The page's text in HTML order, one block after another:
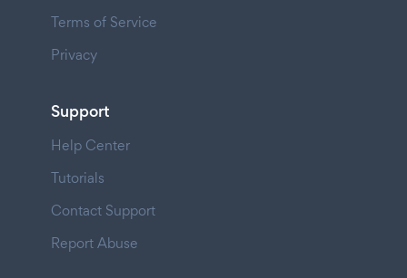
Terms of Service
Privacy
Support
Help Center
Tutorials
Contact Support
Report Abuse